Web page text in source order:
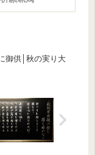
御供│秋の実り大